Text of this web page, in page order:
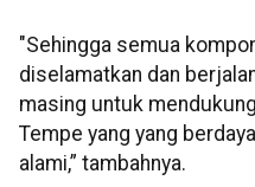
"Sehingga semua
diselamatkan dan
masing untuk
Tempe yang yang
alami,” tambahnya.